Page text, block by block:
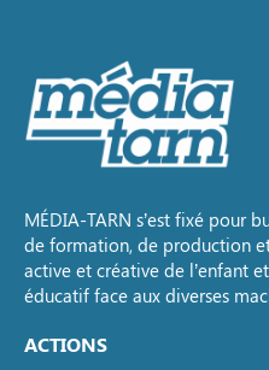
MÉDIA-TARN s’est fixé pour
de formation, de production
active et créative de l’enfant
éducatif face aux diverses
ACTIONS